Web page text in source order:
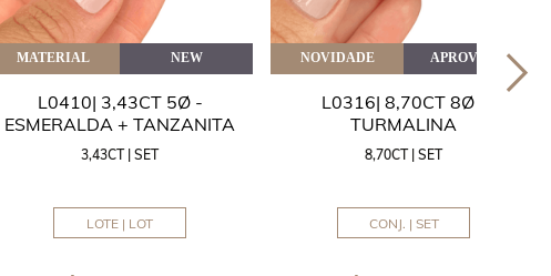
MATERIAL NEW
L0410| 3,43CT 5Ø -
ESMERALDA + TANZANITA
3,43CT | SET
LOTE | LOT
NOVIDADE APROVEITE
L0316| 8,70CT 8Ø -
TURMALINA
8,70CT | SET
CONJ. | SET